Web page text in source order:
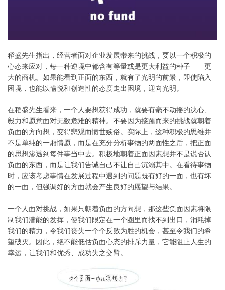
稻盛先生指出，经营者面对企业发展带来的挑战，要以一个积极的
心态来应对，每一种逆境中都含有等量或是更大利益的种子——更
大的商机。如果能看到正面的东西，就有了光明的前景，即使陷入
困境，也能以愉悦和创造性的态度走出困境，迎向光明。
在稻盛先生看来，一个人要想获得成功，就要有毫不动摇的决心、
毅力和愿意面对无数危难的精神。不要因为接踵而来的挑战就朝着
负面的方向想，变得悲观而愤世嫉俗。实际上，这种积极的思维并
不是单纯的一厢情愿，而是在充分分析事物的两面性之后，把正面
的思想渗透到每件事当中去。积极地朝着正面因素想并不是说否认
负面的东西，而是让我们告诫自己不让自己沉溺其中。在看待事物
时，应该考虑事情在发展过程中遇到的问题既有好的一面，也有坏
的一面，但强调好的方面就会产生良好的愿望与结果。
一个人面对挑战，如果只朝着负面的方向想，那这些负面因素将限
制我们潜能的发挥，使我们限定在一个圈里而找不到出口，消耗掉
我们的精力，令我们丧失一个个反败为胜的机会，甚至令我们的希
望破灭。因此，绝不能低估负面心态的排斥力量，它能阻止人生的
幸运，让我们和优秀、成功失之交臂。